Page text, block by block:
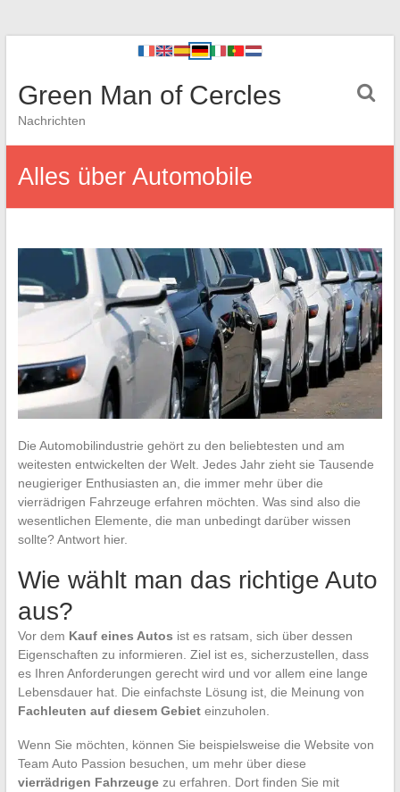
Green Man of Cercles
Nachrichten
Alles über Automobile
Die Automobilindustrie gehört zu den beliebtesten und am
weitesten entwickelten der Welt. Jedes Jahr zieht sie Tausende
neugieriger Enthusiasten an, die immer mehr über die
vierrädrigen Fahrzeuge erfahren möchten. Was sind also die
wesentlichen Elemente, die man unbedingt darüber wissen
sollte? Antwort hier.
Wie wählt man das richtige Auto
aus?
Vor dem Kauf eines Autos ist es ratsam, sich über dessen
Eigenschaften zu informieren. Ziel ist es, sicherzustellen, dass
es Ihren Anforderungen gerecht wird und vor allem eine lange
Lebensdauer hat. Die einfachste Lösung ist, die Meinung von
Fachleuten auf diesem Gebieteinzuholen.
Wenn Sie möchten, können Sie beispielsweise die Website von
Team Auto Passion besuchen, um mehr über diese
vierrädrigen Fahrzeugezu erfahren. Dort finden Sie mit